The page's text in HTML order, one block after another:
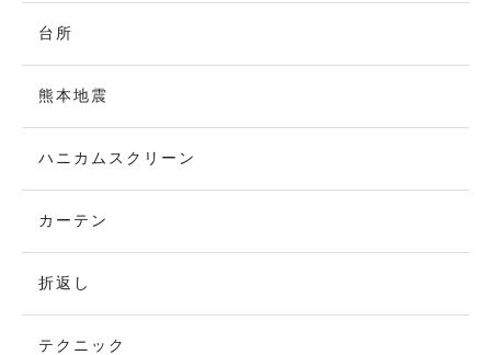
台所
熊本地震
ハニカムスクリーン
カーテン
折返し
テクニック